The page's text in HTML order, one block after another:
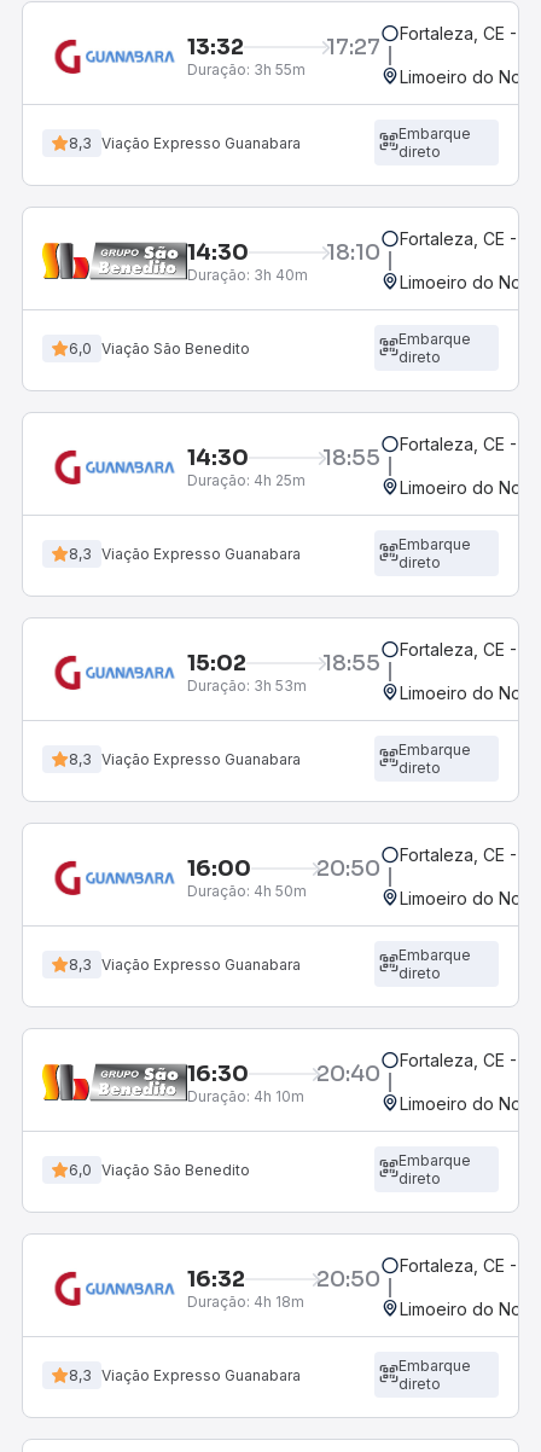
13:32 17:27
Duração: 3h 55m
Fortaleza, CE -
Limoeiro do
8,3 Viação Expresso Guanabara
Embarque
direto
14:30 18:10
Duração: 3h 40m
Fortaleza, CE -
Limoeiro do
6,0 Viação São Benedito
Embarque
direto
14:30 18:55
Duração: 4h 25m
Fortaleza, CE -
Limoeiro do
8,3 Viação Expresso Guanabara
Embarque
direto
15:02 18:55
Duração: 3h 53m
Fortaleza, CE -
Limoeiro do
8,3 Viação Expresso Guanabara
Embarque
direto
16:00 20:50
Duração: 4h 50m
Fortaleza, CE -
Limoeiro do
8,3 Viação Expresso Guanabara
Embarque
direto
16:30 20:40
Duração: 4h 10m
Fortaleza, CE -
Limoeiro do
6,0 Viação São Benedito
Embarque
direto
16:32 20:50
Duração: 4h 18m
Fortaleza, CE -
Limoeiro do
8,3 Viação Expresso Guanabara
Embarque
direto